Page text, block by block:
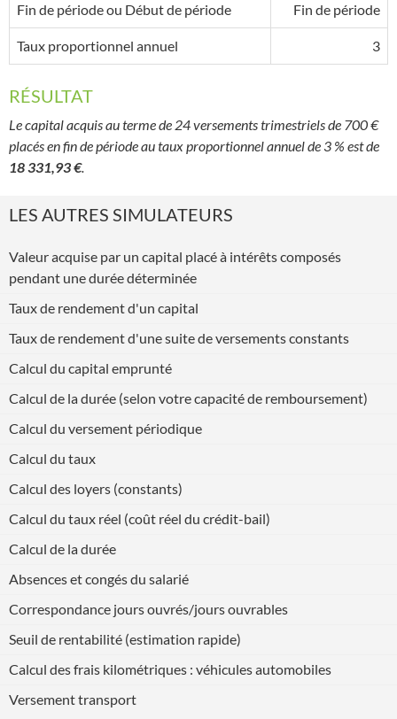
Fin de période ou Début de période Fin de période
Taux proportionnel annuel 3
RÉSULTAT
Le capital acquis au terme de 24 versements trimestriels de 700 €
placés en fin de période au taux proportionnel annuel de 3 % est de
18 331,93 €.
LES AUTRES SIMULATEURS
Valeur acquise par un capital placé à intérêts composés
pendant une durée déterminée
Taux de rendement d'un capital
Taux de rendement d'une suite de versements constants
Calcul du capital emprunté
Calcul de la durée (selon votre capacité de remboursement)
Calcul du versement périodique
Calcul du taux
Calcul des loyers (constants)
Calcul du taux réel (coût réel du crédit-bail)
Calcul de la durée
Absences et congés du salarié
Correspondance jours ouvrés/jours ouvrables
Seuil de rentabilité (estimation rapide)
Calcul des frais kilométriques : véhicules automobiles
Versement transport